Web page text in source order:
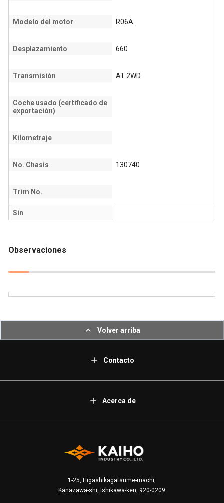
Modelo del motor R06A
Desplazamiento 660
Transmisión AT 2WD
Coche usado (certificado de
exportación)
Kilometraje
No. Chasis 130740
Trim No.
Sin
Observaciones
Volver arriba
Contacto
Acerca de
1-25, Higashikagatsume-machi,
Kanazawa-shi, Ishikawa-ken, 920-0209